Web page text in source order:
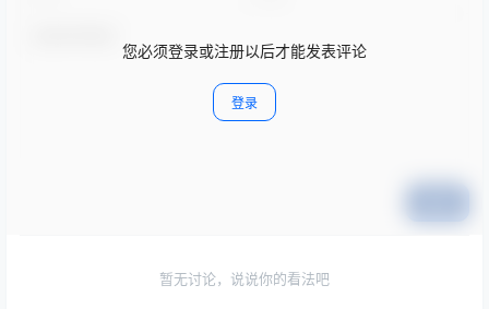
您必须登录或注册以后才能发表评论
登录
暂无讨论，说说你的看法吧